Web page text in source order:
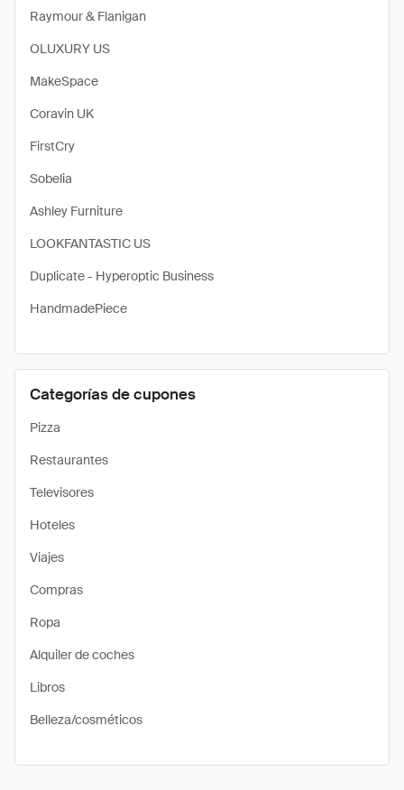
Raymour & Flanigan
OLUXURY US
MakeSpace
Coravin UK
FirstCry
Sobelia
Ashley Furniture
LOOKFANTASTIC US
Duplicate - Hyperoptic Business
HandmadePiece
Categorías de cupones
Pizza
Restaurantes
Televisores
Hoteles
Viajes
Compras
Ropa
Alquiler de coches
Libros
Belleza/cosméticos